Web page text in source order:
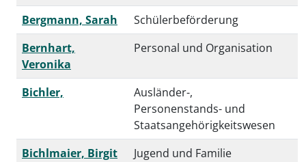
Bergmann, Sarah
Schülerbeförderung
Bernhart,
Veronika
Personal und Organisation
Bichler,
Ausländer-,
Personenstands- und
Staatsangehörigkeitswesen
Bichlmaier, Birgit
Jugend und Familie